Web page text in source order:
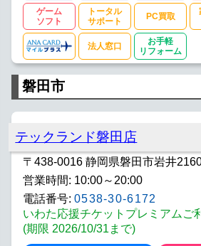
ゲーム
ソフト
トータル
サポート
PC買取
法人窓口
お手軽
リフォーム
磐田市
テックランド磐田店
〒438-0016 静岡県磐田市岩井
営業時間: 10:00～20:00
電話番号: 0538-30-6172
いわた応援チケットプレミアムご
(期限 2026/10/31まで)